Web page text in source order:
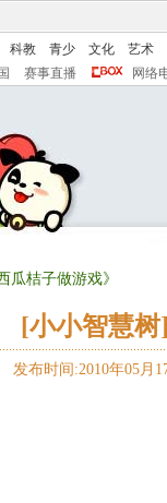
科教 青少 文化
艺术
赛事直播 网络
瓜桔子做游戏》
[小小智慧
发布时间:2010年05月